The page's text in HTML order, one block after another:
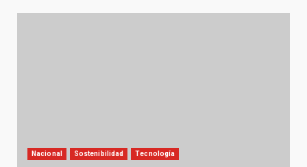
Nacional Sostenibilidad Tecnología